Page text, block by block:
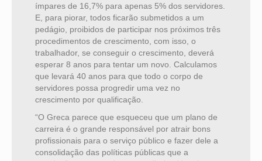
ímpares de 16,7% para apenas 5% dos servidores.
E, para piorar, todos ficarão submetidos a um
pedágio, proibidos de participar nos próximos três
procedimentos de crescimento, com isso, o
trabalhador, se conseguir o crescimento, deverá
esperar 8 anos para tentar um novo. Calculamos
que levará 40 anos para que todo o corpo de
servidores possa progredir uma vez no
crescimento por qualificação.
“O Greca parece que esqueceu que um plano de
carreira é o grande responsável por atrair bons
profissionais para o serviço público e fazer dele a
consolidação das políticas públicas que a